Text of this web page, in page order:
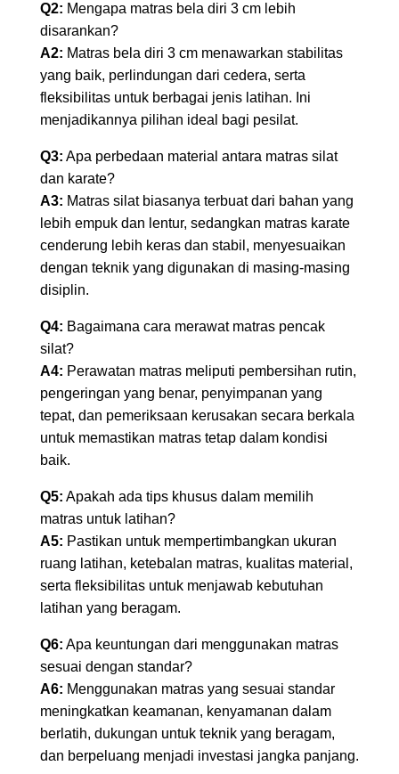
Q2: Mengapa matras bela diri 3 cm lebih
disarankan?
A2: Matras bela diri 3 cm menawarkan stabilitas
yang baik, perlindungan dari cedera, serta
fleksibilitas untuk berbagai jenis latihan. Ini
menjadikannya pilihan ideal bagi pesilat.
Q3: Apa perbedaan material antara matras silat
dan karate?
A3: Matras silat biasanya terbuat dari bahan yang
lebih empuk dan lentur, sedangkan matras karate
cenderung lebih keras dan stabil, menyesuaikan
dengan teknik yang digunakan di masing-masing
disiplin.
Q4: Bagaimana cara merawat matras pencak
silat?
A4: Perawatan matras meliputi pembersihan rutin,
pengeringan yang benar, penyimpanan yang
tepat, dan pemeriksaan kerusakan secara berkala
untuk memastikan matras tetap dalam kondisi
baik.
Q5: Apakah ada tips khusus dalam memilih
matras untuk latihan?
A5: Pastikan untuk mempertimbangkan ukuran
ruang latihan, ketebalan matras, kualitas material,
serta fleksibilitas untuk menjawab kebutuhan
latihan yang beragam.
Q6: Apa keuntungan dari menggunakan matras
sesuai dengan standar?
A6: Menggunakan matras yang sesuai standar
meningkatkan keamanan, kenyamanan dalam
berlatih, dukungan untuk teknik yang beragam,
dan berpeluang menjadi investasi jangka panjang.